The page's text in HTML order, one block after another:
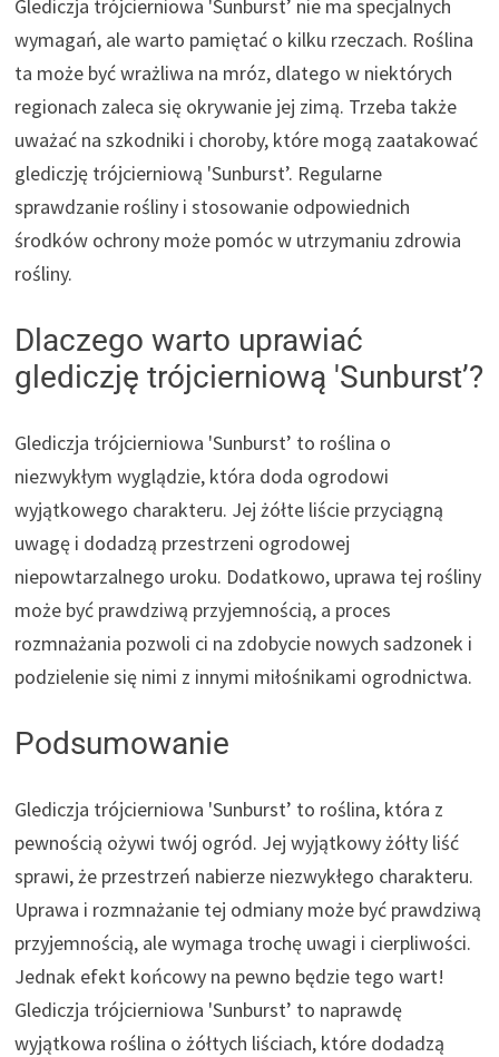
Glediczja trójcierniowa 'Sunburst’ nie ma specjalnych
wymagań, ale warto pamiętać o kilku rzeczach. Roślina
ta może być wrażliwa na mróz, dlatego w niektórych
regionach zaleca się okrywanie jej zimą. Trzeba także
uważać na szkodniki i choroby, które mogą zaatakować
glediczję trójcierniową 'Sunburst’. Regularne
sprawdzanie rośliny i stosowanie odpowiednich
środków ochrony może pomóc w utrzymaniu zdrowia
rośliny.
Dlaczego warto uprawiać
glediczję trójcierniową 'Sunburst’?
Glediczja trójcierniowa 'Sunburst’ to roślina o
niezwykłym wyglądzie, która doda ogrodowi
wyjątkowego charakteru. Jej żółte liście przyciągną
uwagę i dodadzą przestrzeni ogrodowej
niepowtarzalnego uroku. Dodatkowo, uprawa tej rośliny
może być prawdziwą przyjemnością, a proces
rozmnażania pozwoli ci na zdobycie nowych sadzonek i
podzielenie się nimi z innymi miłośnikami ogrodnictwa.
Podsumowanie
Glediczja trójcierniowa 'Sunburst’ to roślina, która z
pewnością ożywi twój ogród. Jej wyjątkowy żółty liść
sprawi, że przestrzeń nabierze niezwykłego charakteru.
Uprawa i rozmnażanie tej odmiany może być prawdziwą
przyjemnością, ale wymaga trochę uwagi i cierpliwości.
Jednak efekt końcowy na pewno będzie tego wart!
Glediczja trójcierniowa 'Sunburst’ to naprawdę
wyjątkowa roślina o żółtych liściach, które dodadzą